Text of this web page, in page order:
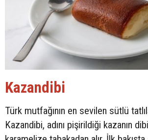
Kazandibi
Türk mutfağının en sevilen sütlü
Kazandibi, adını pişirildiği kazanın